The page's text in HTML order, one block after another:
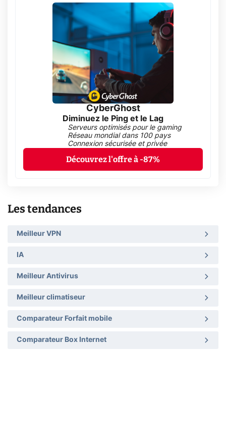
CyberGhost
Diminuez le Ping et le Lag
Serveurs optimisés pour le gaming
Réseau mondial dans 100 pays
Connexion sécurisée et privée
Découvrez l'offre à -87%
Les tendances
Meilleur VPN
IA
Meilleur Antivirus
Meilleur climatiseur
Comparateur Forfait mobile
Comparateur Box Internet